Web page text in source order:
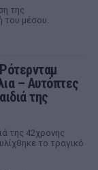
της
του μέσου.
– Αυτόπτες
της
της 42χρονης
το τραγικό